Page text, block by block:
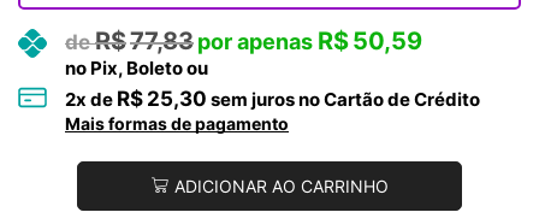
R$77,83 R$50,59
no Pix, Boleto ou
2x de R$ 25,30 sem juros no Cartão de Crédito
Mais formas de pagamento
ADICIONAR AO CARRINHO